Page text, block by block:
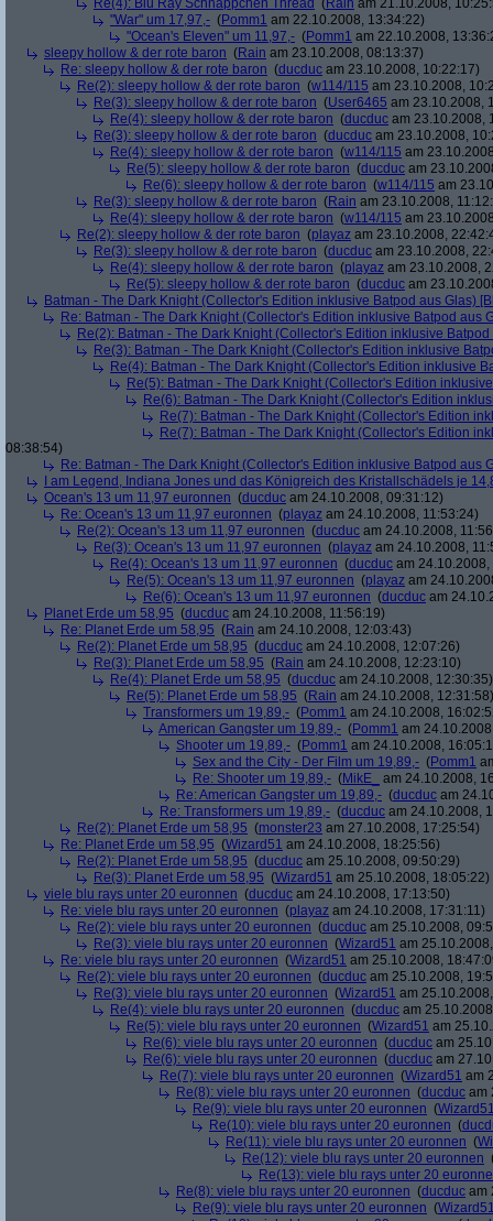
Re(4): Blu Ray Schnäppchen Thread (Rain am 21.10.2008,
"War" um 17,97,- (Pomm1 am 22.10.2008, 13:34:22)
"Ocean's Eleven" um 11,97,- (Pomm1 am 22.10.2008,
sleepy hollow & der rote baron (Rain am 23.10.2008, 08:13:37)
Re: sleepy hollow & der rote baron (ducduc am 23.10.2008, 10:22:17)
Re(2): sleepy hollow & der rote baron (w114/115 am 23.10.2008,
Re(3): sleepy hollow & der rote baron (User6465 am 23.10.2008,
Re(4): sleepy hollow & der rote baron (ducduc am 23.10.2008,
Re(3): sleepy hollow & der rote baron (ducduc am 23.10.2008,
Re(4): sleepy hollow & der rote baron (w114/115 am
Re(5): sleepy hollow & der rote baron (ducduc am
Re(6): sleepy hollow & der rote baron (w114/115 am
Re(3): sleepy hollow & der rote baron (Rain am 23.10.2008,
Re(4): sleepy hollow & der rote baron (w114/115 am
Re(2): sleepy hollow & der rote baron (playaz am 23.10.2008,
Re(3): sleepy hollow & der rote baron (ducduc am 23.10.2008,
Re(4): sleepy hollow & der rote baron (playaz am 23.10.2008,
Re(5): sleepy hollow & der rote baron (ducduc am
Batman - The Dark Knight (Collector's Edition inklusive Batpod aus Glas)
Re: Batman - The Dark Knight (Collector's Edition inklusive Batpod aus
Re(2): Batman - The Dark Knight (Collector's Edition inklusive
Re(3): Batman - The Dark Knight (Collector's Edition inklusive
Re(4): Batman - The Dark Knight (Collector's Edition inklusive
Re(5): Batman - The Dark Knight (Collector's Edition
Re(6): Batman - The Dark Knight (Collector's Edition
Re(7): Batman - The Dark Knight (Collector's Edition
Re(7): Batman - The Dark Knight (Collector's Edition
08:38:54)
Re: Batman - The Dark Knight (Collector's Edition inklusive Batpod aus
I am Legend, Indiana Jones und das Königreich des Kristallschädels je
Ocean's 13 um 11,97 euronnen (ducduc am 24.10.2008, 09:31:12)
Re: Ocean's 13 um 11,97 euronnen (playaz am 24.10.2008, 11:53:24)
Re(2): Ocean's 13 um 11,97 euronnen (ducduc am 24.10.2008,
Re(3): Ocean's 13 um 11,97 euronnen (playaz am 24.10.2008,
Re(4): Ocean's 13 um 11,97 euronnen (ducduc am
Re(5): Ocean's 13 um 11,97 euronnen (playaz am
Re(6): Ocean's 13 um 11,97 euronnen (ducduc am
Planet Erde um 58,95 (ducduc am 24.10.2008, 11:56:19)
Re: Planet Erde um 58,95 (Rain am 24.10.2008, 12:03:43)
Re(2): Planet Erde um 58,95 (ducduc am 24.10.2008, 12:07:26)
Re(3): Planet Erde um 58,95 (Rain am 24.10.2008, 12:23:10)
Re(4): Planet Erde um 58,95 (ducduc am 24.10.2008, 12:30:35)
Re(5): Planet Erde um 58,95 (Rain am 24.10.2008, 12:31:58)
Transformers um 19,89,- (Pomm1 am 24.10.2008,
American Gangster um 19,89,- (Pomm1 am
Shooter um 19,89,- (Pomm1 am 24.10.2008,
Sex and the City - Der Film um 19,89,- (Pomm1
Re: Shooter um 19,89,- (MikE_
am 24.10.2008,
Re: American Gangster um 19,89,- (ducduc am
Re: Transformers um 19,89,- (ducduc am 24.10.2008,
Re(2): Planet Erde um 58,95 (monster23 am 27.10.2008, 17:25:54)
Re: Planet Erde um 58,95 (Wizard51 am 24.10.2008, 18:25:56)
Re(2): Planet Erde um 58,95 (ducduc am 25.10.2008, 09:50:29)
Re(3): Planet Erde um 58,95 (Wizard51 am 25.10.2008, 18:05:22)
viele blu rays unter 20 euronnen (ducduc am 24.10.2008, 17:13:50)
Re: viele blu rays unter 20 euronnen (playaz am 24.10.2008, 17:31:11)
Re(2): viele blu rays unter 20 euronnen (ducduc am 25.10.2008,
Re(3): viele blu rays unter 20 euronnen (Wizard51 am
Re: viele blu rays unter 20 euronnen (Wizard51 am 25.10.2008,
Re(2): viele blu rays unter 20 euronnen (ducduc am 25.10.2008,
Re(3): viele blu rays unter 20 euronnen (Wizard51 am
Re(4): viele blu rays unter 20 euronnen (ducduc am
Re(5): viele blu rays unter 20 euronnen (Wizard51 am
Re(6): viele blu rays unter 20 euronnen (ducduc am
Re(6): viele blu rays unter 20 euronnen (ducduc am
Re(7): viele blu rays unter 20 euronnen (Wizard51 am
Re(8): viele blu rays unter 20 euronnen (ducduc am
Re(9): viele blu rays unter 20 euronnen (
Re(10): viele blu rays unter 20 euronnen (
Re(11): viele blu rays unter 20 euronnen (
Re(12): viele blu rays unter 20 euronnen
Re(13): viele blu rays unter 20
Re(8): viele blu rays unter 20 euronnen (ducduc am
Re(9): viele blu rays unter 20 euronnen (